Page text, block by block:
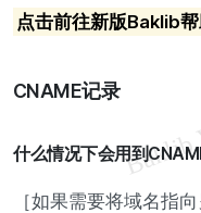
点击前往新版Baklib
CNAME记录
什么情况下会用到
［如果需要将域名指